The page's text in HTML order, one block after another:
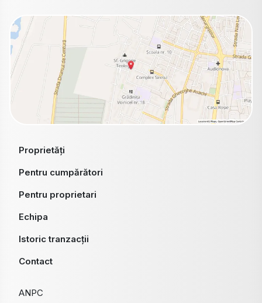
Proprietăți
Pentru cumpărători
Pentru proprietari
Echipa
Istoric tranzacții
Contact
ANPC